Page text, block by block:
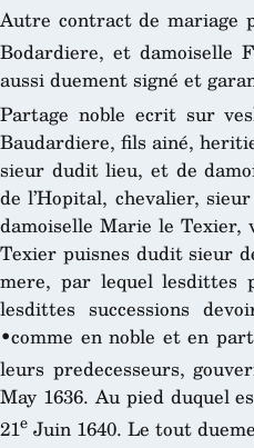
Autre contract de mariage
Bodardiere, et damoiselle
aussi duement signé et
Partage noble ecrit sur
Baudardiere, fils ainé,
sieur dudit lieu, et de
de l’Hopital, chevalier,
damoiselle Marie le Texier,
Texier puisnes dudit sieur
mere, par lequel lesdittes
lesdittes successions
•comme en noble et en
leurs predecesseurs,
May 1636. Au pied duquel
21e Juin 1640. Le tout